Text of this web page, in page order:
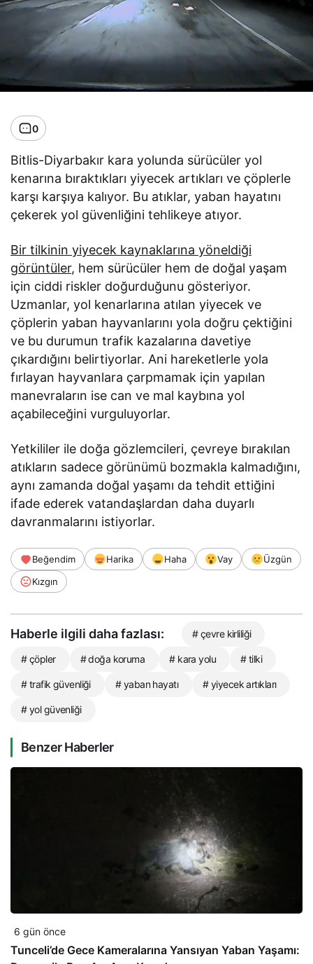
0
Bitlis-Diyarbakır kara yolunda sürücüler yol
kenarına bıraktıkları yiyecek artıkları ve çöplerle
karşı karşıya kalıyor. Bu atıklar, yaban hayatını
çekerek yol güvenliğini tehlikeye atıyor.
Bir tilkinin yiyecek kaynaklarına yöneldiği
görüntüler, hem sürücüler hem de doğal yaşam
için ciddi riskler doğurduğunu gösteriyor.
Uzmanlar, yol kenarlarına atılan yiyecek ve
çöplerin yaban hayvanlarını yola doğru çektiğini
ve bu durumun trafik kazalarına davetiye
çıkardığını belirtiyorlar. Ani hareketlerle yola
fırlayan hayvanlara çarpmamak için yapılan
manevraların ise can ve mal kaybına yol
açabileceğini vurguluyorlar.
Yetkililer ile doğa gözlemcileri, çevreye bırakılan
atıkların sadece görünümü bozmakla kalmadığını,
aynı zamanda doğal yaşamı da tehdit ettiğini
ifade ederek vatandaşlardan daha duyarlı
davranmalarını istiyorlar.
Beğendim Harika Haha Vay
Üzgün
Kızgın
Haberle ilgili daha fazlası: # çevre kirliliği
# çöpler # doğa koruma # kara yolu # tilki
# trafik güvenliği # yaban hayatı # yiyecek artıkları
# yol güvenliği
Benzer Haberler
6 gün önce
Tunceli’de Gece Kameralarına Yansıyan Yaban Yaşamı: